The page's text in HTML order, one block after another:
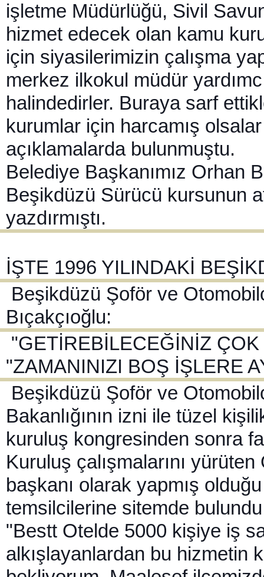
işletme Müdürlüğü, Sivil
hizmet edecek olan kamu
için siyasilerimizin çalışma
merkez ilkokul müdür
halindedirler. Buraya sarf
kurumlar için harcamış
açıklamalarda bulunmuştu.
Belediye Başkanımız Orhan
Beşikdüzü Sürücü kursunun
yazdırmıştı.
İŞTE 1996 YILINDAKİ
Beşikdüzü Şoför ve
Bıçakçıoğlu:
"GETİREBİLECEĞİNİZ
"ZAMANINIZI BOŞ İŞLERE
Beşikdüzü Şoför ve
Bakanlığının izni ile tüzel
kuruluş kongresinden sonra
Kuruluş çalışmalarını
başkanı olarak yapmış
temsilcilerine sitemde
"Bestt Otelde 5000 kişiye iş
alkışlayanlardan bu hizmetin